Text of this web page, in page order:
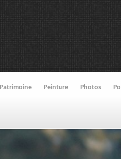
Patrimoine Peinture Photos